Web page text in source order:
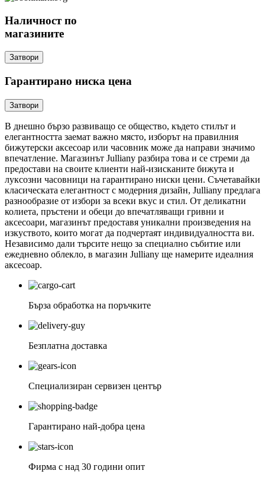
Наличност по
магазините
Затвори
Гарантирано ниска цена
Затвори
В днешно бързо развиващо се общество, където стилът и
елегантността заемат важно място, изборът на правилния
бижутерски аксесоар или часовник може да направи значимо
впечатление. Магазинът Julliany разбира това и се стреми да
предостави на своите клиенти най-изисканите бижута и
луксозни часовници на гарантирано ниски цени. Съчетавайки
класическата елегантност с модерния дизайн, Julliany предлага
разнообразие от избори за всеки вкус и стил. От деликатни
колиета, пръстени и обеци до впечатляващи гривни и
аксесоари, магазинът предоставя уникални произведения на
изкуството, които могат да подчертаят индивидуалността ви.
Независимо дали търсите нещо за специално събитие или
ежедневно облекло, в магазин Julliany ще намерите идеалния
аксесоар.
Бърза обработка на поръчките
Безплатна доставка
Специализиран сервизен център
Гарантирано най-добра цена
Фирма с над 30 години опит